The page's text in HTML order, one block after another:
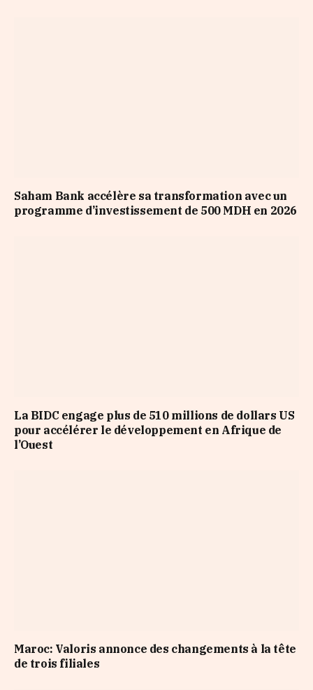
Saham Bank accélère sa transformation avec un
programme d’investissement de 500 MDH en 2026
La BIDC engage plus de 510 millions de dollars US
pour accélérer le développement en Afrique de
l’Ouest
Maroc: Valoris annonce des changements à la tête
de trois filiales